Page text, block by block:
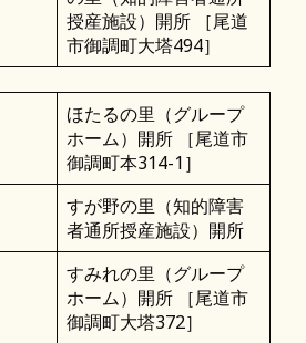
授産施設）開所 ［尾道
市御調町大塔494］
ほたるの里（グループ
ホーム）開所 ［尾道市
御調町本314-1］
すが野の里（知的障害
者通所授産施設）開所
すみれの里（グループ
ホーム）開所 ［尾道市
御調町大塔372］